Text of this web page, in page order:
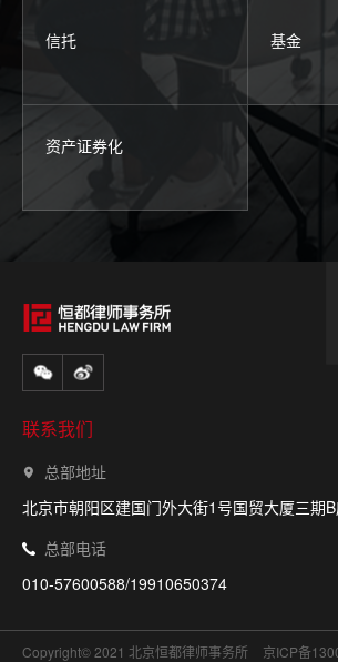
信托 基金
资产证券化
联系我们
总部地址
北京市朝阳区建国门外大街1号国贸大厦三期
总部电话
010-57600588/19910650374
Copyright© 2021 北京恒都律师事务所
京ICP备